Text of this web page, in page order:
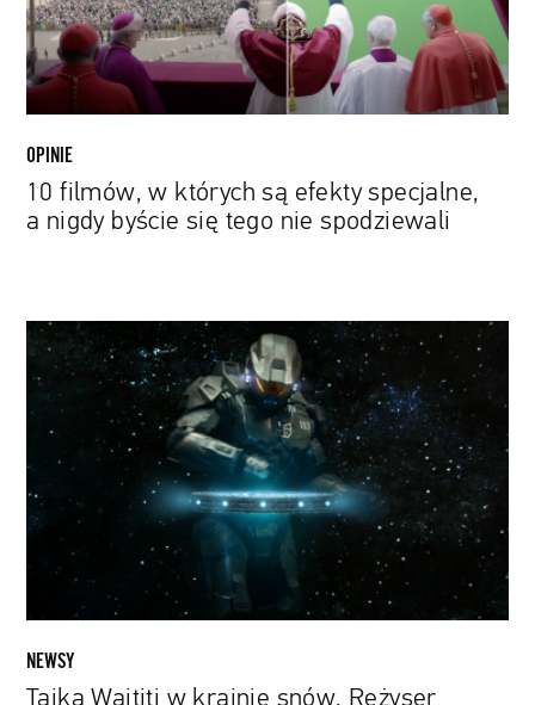
a
nigdy
byście
się
tego
spodziewali
OPINIE
10 filmów, w których są efekty specjalne,
a nigdy byście się tego nie spodziewali
Taika
Waititi
„Jojo
Rabbit”
zrealizował
film
dla
NEWSY
Taika Waititi w krainie snów. Reżyser